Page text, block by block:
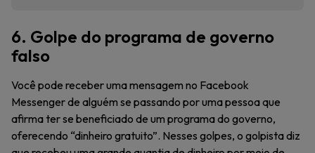
6. Golpe do programa de governo
falso
Você pode receber uma mensagem no Facebook
Messenger de alguém se passando por uma pessoa que
afirma ter se beneficiado de um programa do governo,
oferecendo “dinheiro gratuito”. Nesses golpes, o golpista diz